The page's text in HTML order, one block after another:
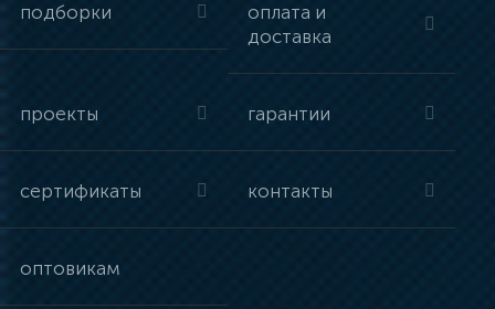
подборки
оплата и
доставка
проекты гарантии
сертификаты контакты
оптовикам